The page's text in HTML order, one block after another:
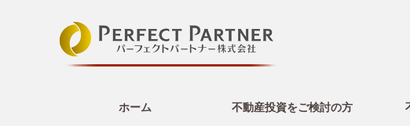
ホーム 不動産投資をご検討の方